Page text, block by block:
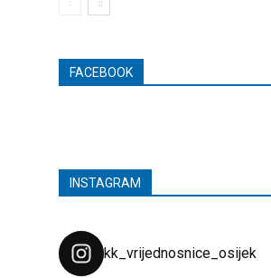
FACEBOOK
INSTAGRAM
kk_vrijednosnice_osijek